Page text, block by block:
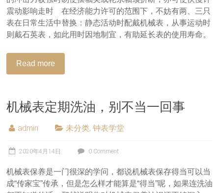
震动影响走时 在经济能力许可的范围下，不妨有两、三只
表在日常生活中替换：静态活动时配戴机械表，从事运动时
则戴石英表，如此用时因地制宜，有助延长表的使用寿命。
Read more
机械表定期洗油，别不当一回事
admin 未分类,钟表学堂
2020年4月14日 0 Comment
机械表保养是一门很深的学问，都说机械表保存得当可以当
成“传家宝”传承，但是怎么样才能算是“得当”呢，如果连洗油